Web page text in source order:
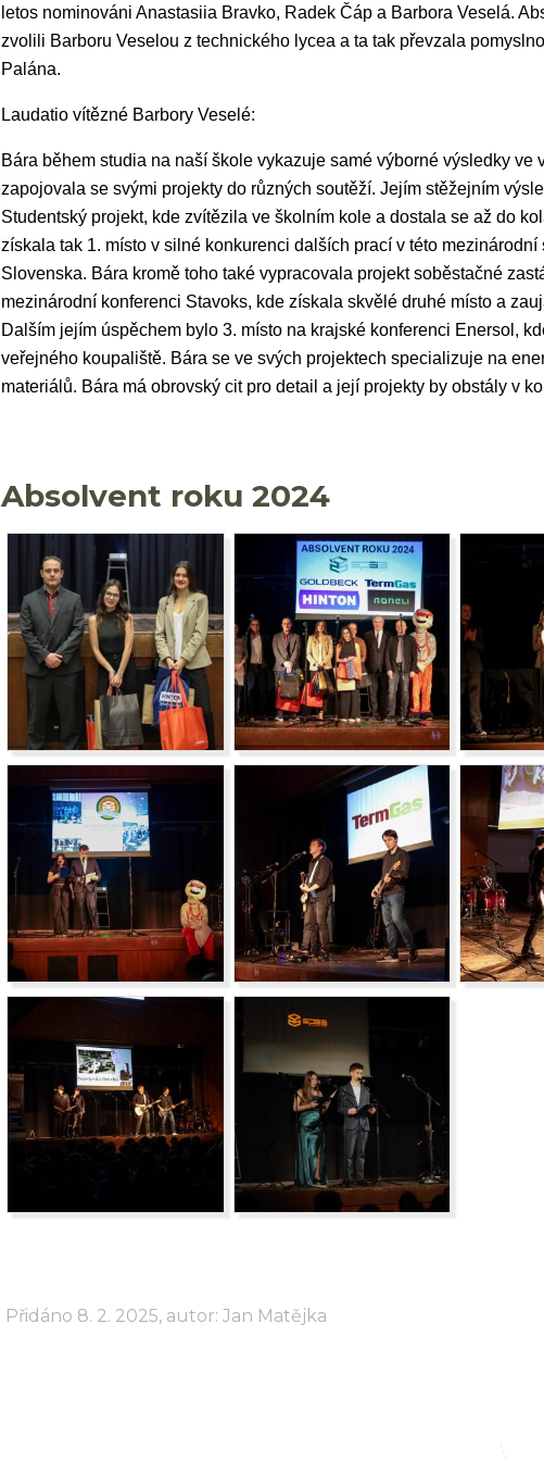
letos nominováni Anastasiia Bravko, Radek Čáp a Barbora Veselá.
zvolili Barboru Veselou z technického lycea a ta tak převzala
Palána.
Laudatio vítězné Barbory Veselé:
Bára během studia na naší škole vykazuje samé výborné výsledky
zapojovala se svými projekty do různých soutěží. Jejím stěžejním
Studentský projekt, kde zvítězila ve školním kole a dostala se až do
získala tak 1. místo v silné konkurenci dalších prací v této
Slovenska. Bára kromě toho také vypracovala projekt soběstačné
mezinárodní konferenci Stavoks, kde získala skvělé druhé místo a
Dalším jejím úspěchem bylo 3. místo na krajské konferenci Enersol,
veřejného koupaliště. Bára se ve svých projektech specializuje na
materiálů. Bára má obrovský cit pro detail a její projekty by obstály v
Absolvent roku 2024
Přidáno 8. 2. 2025, autor: Jan Matějka